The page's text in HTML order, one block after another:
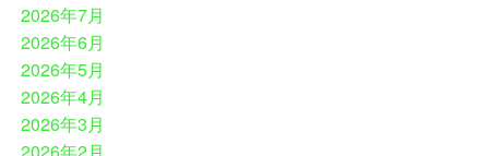
2026年7月
2026年6月
2026年5月
2026年4月
2026年3月
2026年2月